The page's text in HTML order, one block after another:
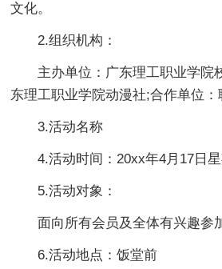
文化。
2.组织机构：
主办单位：广东理工职业学院
东理工职业学院动漫社;合作单位：
3.活动名称
4.活动时间：20xx年4月17日星
5.活动对象：
面向所有会员及全体有兴趣参
6.活动地点：饭堂前